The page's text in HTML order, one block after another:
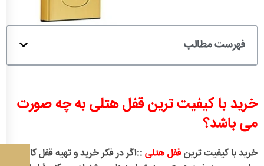
فهرست مطالب
خرید با کیفیت ترین قفل هتلی به چه صورت
می باشد؟
خرید با کیفیت ترینقفل هتلی ::اگر در فکر خرید و تهیه قفل کارتی